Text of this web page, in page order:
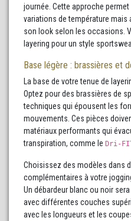
journée. Cette approche
variations de température
son look selon les occasions.
layering pour un style
Base légère : brassières et
La base de votre tenue de
Optez pour des brassières de
techniques qui épousent les
mouvements. Ces pièces
matériaux performants qui
transpiration, comme le Dri-
Choisissez des modèles dans
complémentaires à votre
Un débardeur blanc ou noir
avec différentes couches
avec les longueurs et les